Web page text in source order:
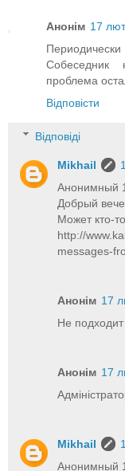
Анонім 17
Собеседник
проблема
Відповісти
Відповіді
Mikhail
Анонимный
Добрый
Может кто-
http://
messages-
Анонім 17
Не
Анонім 17
Mikhail
Анонимный